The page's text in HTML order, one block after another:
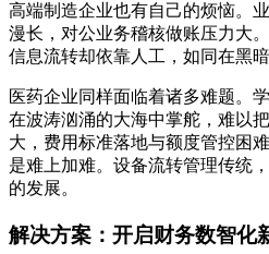
高端制造企业也有自己的烦恼。
漫长，对公业务稽核做账压力大
信息流转却依靠人工，如同在黑
医药企业同样面临着诸多难题。
在波涛汹涌的大海中掌舵，难以
大，费用标准落地与额度管控困
是难上加难。设备流转管理传统
的发展。
解决方案：开启财务数智化